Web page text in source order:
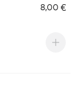
8,00 €